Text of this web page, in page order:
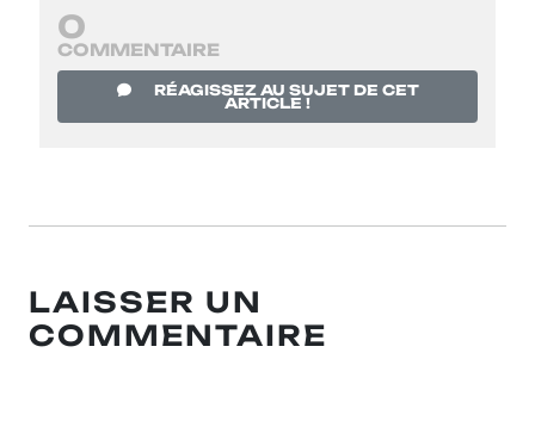
0
COMMENTAIRE
RÉAGISSEZ AU SUJET DE CET
ARTICLE !
LAISSER UN
COMMENTAIRE